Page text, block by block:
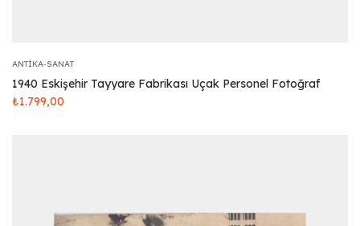
ANTIKA-SANAT
1940 Eskişehir Tayyare Fabrikası Uçak Personel Fotoğraf
₺1.799,00